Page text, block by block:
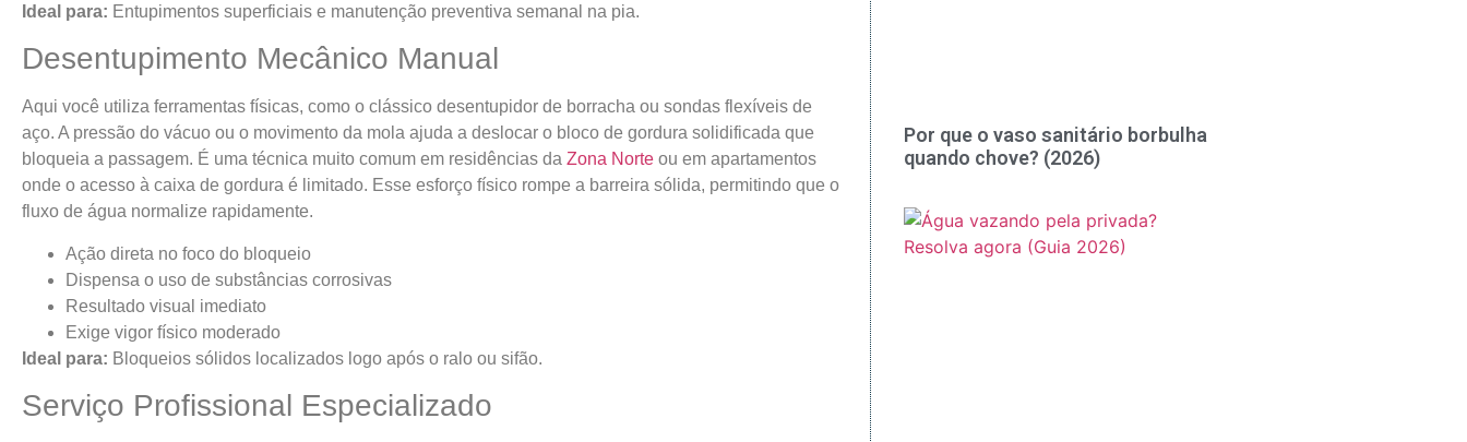
Ideal para: Entupimentos superficiais e manutenção preventiva semanal na pia.
Desentupimento Mecânico Manual
Aqui você utiliza ferramentas físicas, como o clássico desentupidor de borracha ou sondas flexíveis de
aço. A pressão do vácuo ou o movimento da mola ajuda a deslocar o bloco de gordura solidificada que
bloqueia a passagem. É uma técnica muito comum em residências da Zona Norte ou em apartamentos
onde o acesso à caixa de gordura é limitado. Esse esforço físico rompe a barreira sólida, permitindo que o
fluxo de água normalize rapidamente.
Ação direta no foco do bloqueio
Dispensa o uso de substâncias corrosivas
Resultado visual imediato
Exige vigor físico moderado
Ideal para: Bloqueios sólidos localizados logo após o ralo ou sifão.
Serviço Profissional Especializado
Por que o vaso sanitário borbulha
quando chove? (2026)